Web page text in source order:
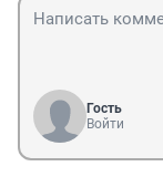
Гость
Войти